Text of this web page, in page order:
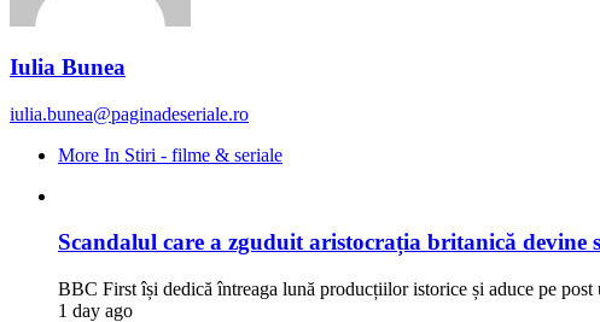
Iulia Bunea
iulia.bunea@paginadeseriale.ro
More In Stiri - filme & seriale
Scandalul care a zguduit aristocrația britanică
BBC First își dedică întreaga lună producțiilor istorice și aduce pe
1 day ago